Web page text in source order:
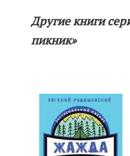
Другие книги
пикник»